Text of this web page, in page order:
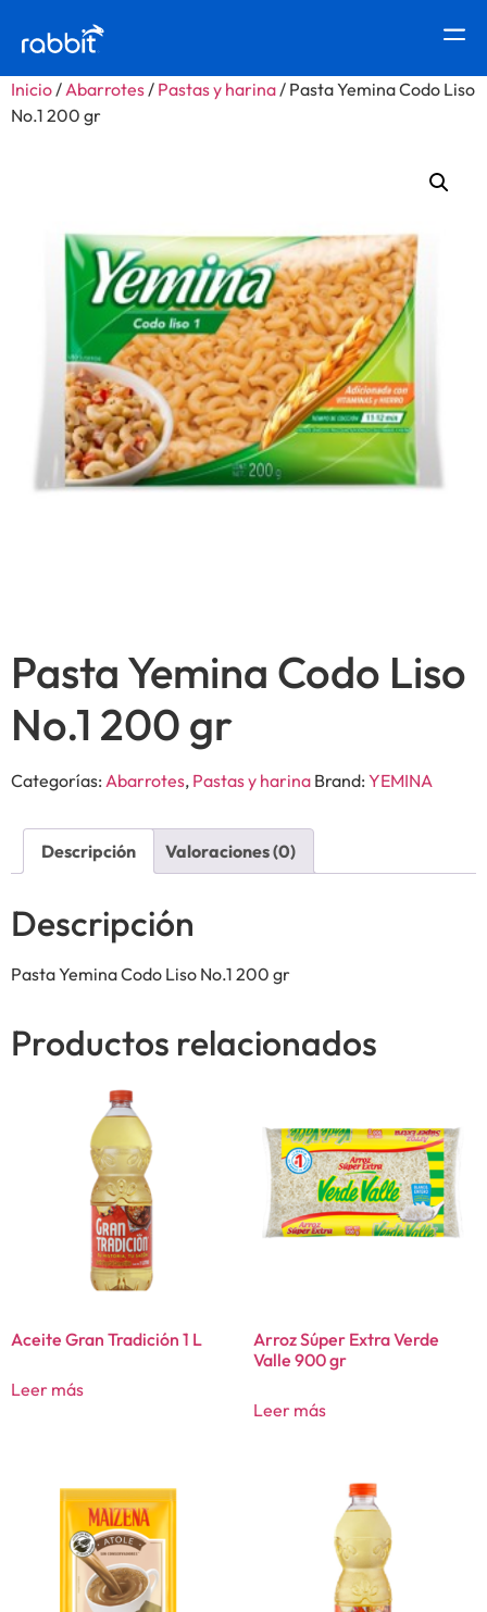
Inicio/Abarrotes/ Pastas y harina/ Pasta Yemina Codo Liso
No.1 200 gr
Pasta Yemina Codo Liso
No.1 200 gr
Categorías: Abarrotes, Pastas y harina Brand: YEMINA
Descripción Valoraciones (0)
Descripción
Pasta Yemina Codo Liso No.1 200 gr
Productos relacionados
Aceite Gran Tradición 1 L
Leer más
Arroz Súper Extra Verde
Valle 900 gr
Leer más